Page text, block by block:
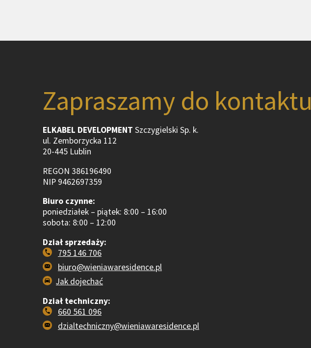
Zapraszamy do kontaktu
ELKABEL DEVELOPMENT Szczygielski Sp. k.
ul. Zemborzycka 112
20-445 Lublin
REGON 386196490
NIP 9462697359
Biuro czynne:
poniedziałek – piątek: 8:00 – 16:00
sobota: 8:00 – 12:00
Dział sprzedaży:
795 146 706
biuro@wieniawaresidence.pl
Jak dojechać
Dział techniczny:
660 561 096
dzialtechniczny@wieniawaresidence.pl